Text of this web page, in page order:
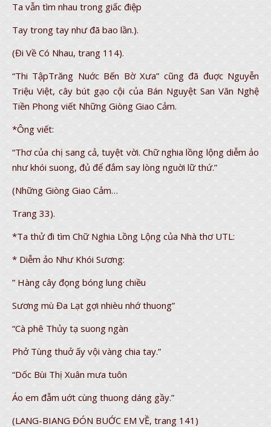
Ta vẫn tìm nhau trong giấc điệp
Tay trong tay như đã bao lần.).
(Đi Về Có Nhau, trang 114).
“Thi TậpTrăng Nuớc Bến Bờ Xưa” cũng đã đuợc Nguyễn
Triệu Việt, cây bút gạo cội của Bán Nguyệt San Văn Nghệ
Tiền Phong viết Những Giòng Giao Cảm.
*Ông viết:
“Thơ của chị sang cả, tuyệt vời. Chữ nghia lồng lộng diễm ảo
như khói suong, đủ để đắm say lòng nguời lữ thứ.”
(Những Giòng Giao Cảm…
Trang 33).
*Ta thử đi tìm Chữ Nghia Lồng Lộng của Nhà thơ UTL:
* Diễm ảo Như Khói Sương:
” Hàng cây đọng bóng lung chiều
Sương mù Đa Lạt gợi nhièu nhớ thuong”
“Cà phê Thủy tạ suong ngàn
Phở Tùng thuở ấy vội vàng chia tay.”
“Dốc Bùi Thị Xuân mưa tuôn
Áo em đẫm uớt cùng thuong dáng gầy.”
(LANG-BIANG ĐÓN BUỚC EM VỀ, trang 141)